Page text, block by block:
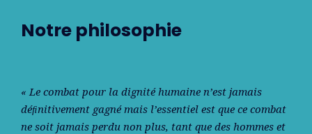
Notre philosophie
« Le combat pour la dignité humaine n’est jamais
déﬁnitivement gagné mais l’essentiel est que ce combat
ne soit jamais perdu non plus, tant que des hommes et